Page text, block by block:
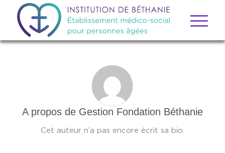
A propos de Gestion Fondation Béthanie
Cet auteur n’a pas encore écrit sa bio.